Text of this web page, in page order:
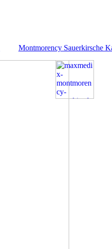
Montmorency Sauerkirsche